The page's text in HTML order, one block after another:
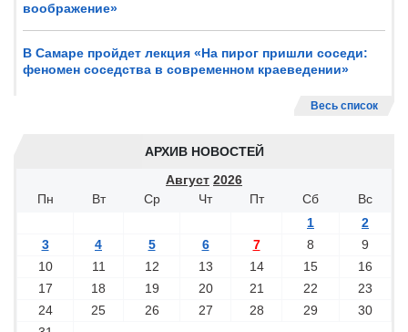
воображение»
В Самаре пройдет лекция «На пирог пришли соседи:
феномен соседства в современном краеведении»
Весь список
АРХИВ НОВОСТЕЙ
Август 2026
Пн
Вт Ср Чт Пт Сб
Вс
1
2
3
4 5 6 7 8
9
10
11 12 13 14 15
16
17
18 19 20 21 22
23
24
25 26 27 28 29
30